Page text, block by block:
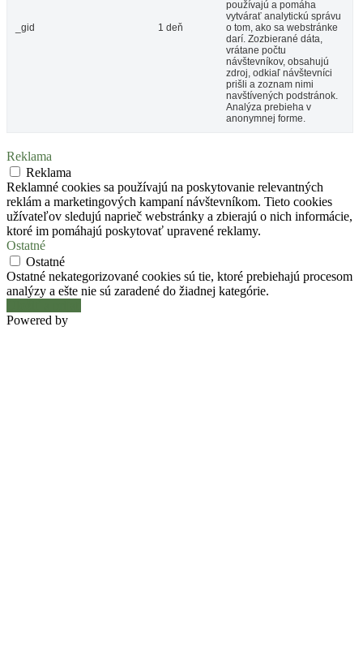
_gid 1 deň
používajú a pomáha
vytvárať analytickú správu
o tom, ako sa webstránke
darí. Zozbierané dáta,
vrátane počtu
návštevníkov, obsahujú
zdroj, odkiaľ návštevníci
prišli a zoznam nimi
navštívených podstránok.
Analýza prebieha v
anonymnej forme.
Reklama
Reklama
Reklamné cookies sa používajú na poskytovanie relevantných
reklám a marketingových kampaní návštevníkom. Tieto cookies
užívateľov sledujú naprieč webstránky a zbierajú o nich informácie,
ktoré im pomáhajú poskytovať upravené reklamy.
Ostatné
Ostatné
Ostatné nekategorizované cookies sú tie, ktoré prebiehajú procesom
analýzy a ešte nie sú zaradené do žiadnej kategórie.
Powered by